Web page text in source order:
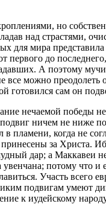
но
над страстями,
мира
первого до
А поэтому
все можно
готовился сам он
нечаемой победы
ничем не ниже
пламени, когда не
за Христа.
дар; а Маккавеи
потому что
Участь всего
подвигам умеют
к иудейскому